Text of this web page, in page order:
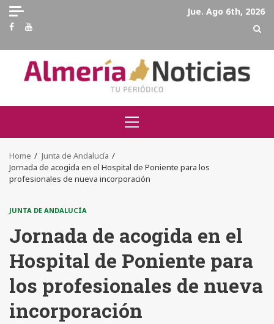
Skip
content
Jue. Ago 6th, 2026
Facebook
Youtube
Primary
Menu
Home
Junta de Andalucía
Jornada de acogida en el Hospital de Poniente para los
profesionales de nueva incorporación
JUNTA DE ANDALUCÍA
Jornada de acogida en el
Hospital de Poniente para
los profesionales de nueva
incorporación